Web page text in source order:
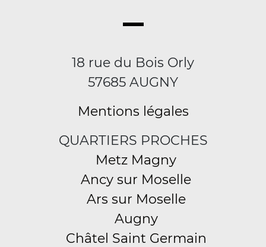
18 rue du Bois Orly
57685 AUGNY
Mentions légales
QUARTIERS PROCHES
Metz Magny
Ancy sur Moselle
Ars sur Moselle
Augny
Châtel Saint Germain